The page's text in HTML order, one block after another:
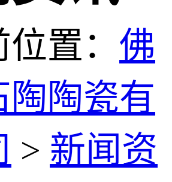
置： 佛
陶陶瓷有
> 新闻资